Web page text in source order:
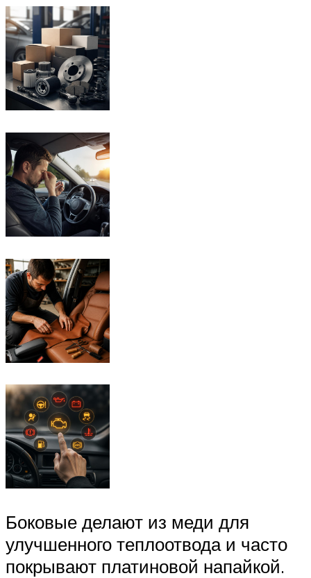
Боковые делают из меди для
улучшенного теплоотвода и часто
покрывают платиновой напайкой.